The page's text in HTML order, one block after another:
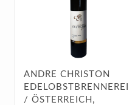
ANDRE CHRISTON
EDELOBSTBRENNEREI
/ ÖSTERREICH,